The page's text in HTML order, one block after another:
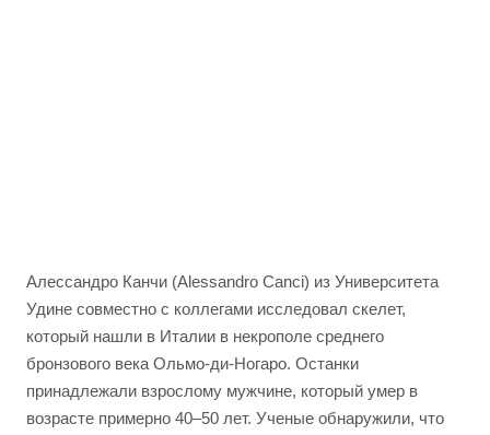
Алессандро Канчи (Alessandro Canci) из Университета
Удине совместно с коллегами исследовал скелет,
который нашли в Италии в некрополе среднего
бронзового века Ольмо-ди-Ногаро. Останки
принадлежали взрослому мужчине, который умер в
возрасте примерно 40–50 лет. Ученые обнаружили, что